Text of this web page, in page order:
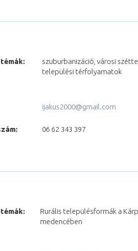
szuburbanizáció, városi
települési térfolyamatok
ijakus2000@gmail.com
06 62 343 397
Rurális településformák a
medencében